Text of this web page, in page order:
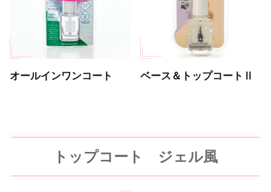
オールインワンコート ベース＆トップコートⅡ
トップコート ジェル風